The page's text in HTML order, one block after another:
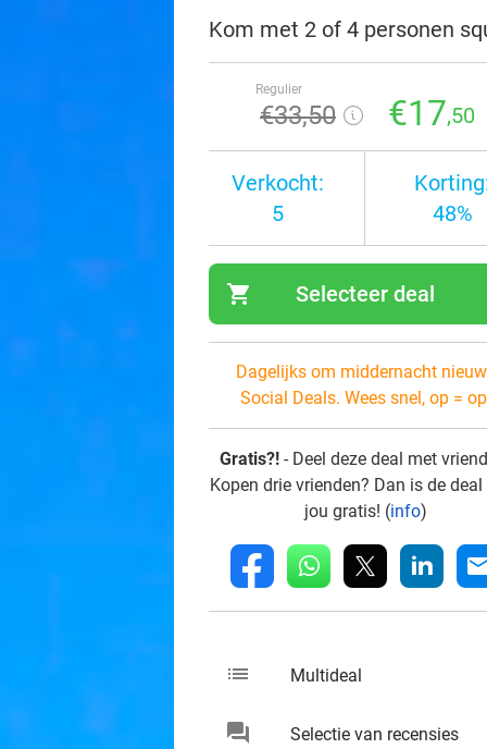
Kom met 2 of 4 personen
Regulier
€33,50 €17,50
Verkocht:
5
48%
shopping_cart Selecteer deal
Dagelijks om middernacht
Social Deals. Wees snel, op =
Gratis?! - Deel deze deal met
Kopen drie vrienden? Dan is de
jou gratis! (info)
fb whatsapp linkedin
list Multideal
chat Selectie van recensies